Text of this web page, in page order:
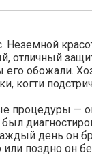
Неземной
отличный
обожали.
когти
процедуры —
день он
поздно он